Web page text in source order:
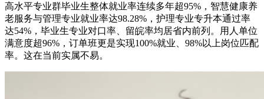
高水平专业群毕业生整体就业率连续多年超95%，智慧健康养
老服务与管理专业就业率达98.28%，护理专业专升本通过率
达54%，毕业生专业对口率、留皖率均居省内前列。用人单位
满意度超96%，订单班更是实现100%就业、98%以上岗位匹配
率。这在当前实属不易。